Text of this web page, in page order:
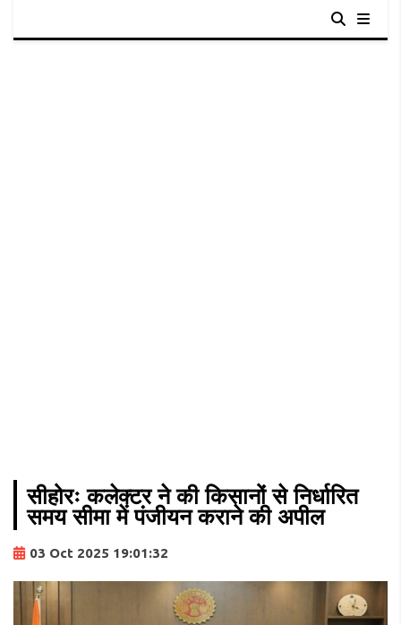
सीहोरः कलेक्टर ने की किसानों से निर्धारित
समय सीमा में पंजीयन कराने की अपील
03 Oct 2025 19:01:32